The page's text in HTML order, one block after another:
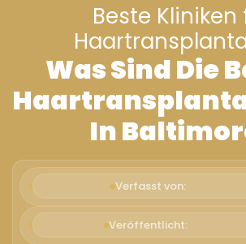
Beste Kliniken
Was Sind Die
In
Verfasst von:
Veröffentlicht: